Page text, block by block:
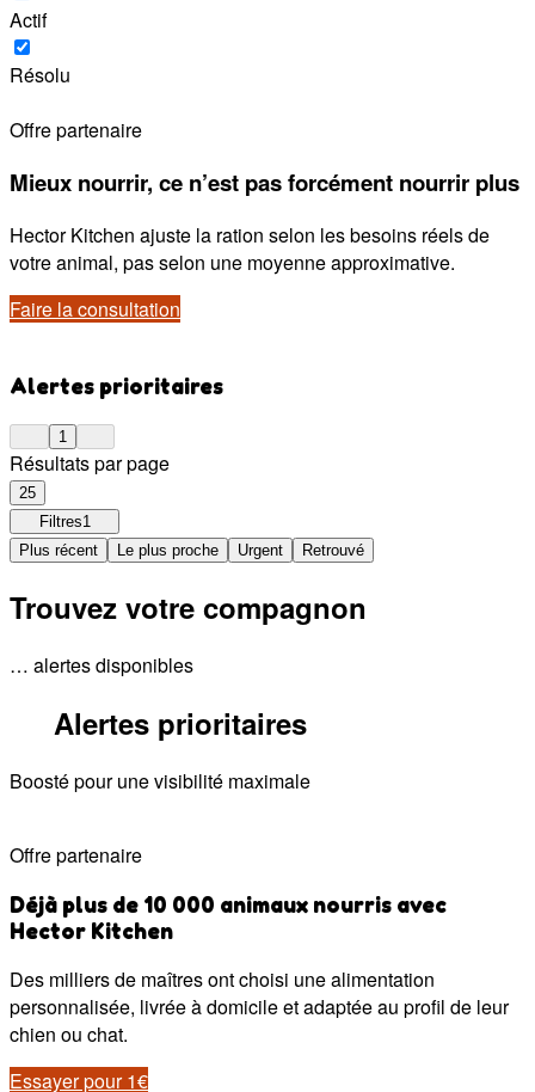
Actif
Résolu
Offre partenaire
Mieux nourrir, ce n’est pas forcément nourrir plus
Hector Kitchen ajuste la ration selon les besoins réels de
votre animal, pas selon une moyenne approximative.
Faire la consultation
Alertes prioritaires
1
Résultats par page
25
Filtres1
Plus récent
Le plus proche Urgent Retrouvé
Trouvez votre compagnon
… alertes disponibles
Alertes prioritaires
Boosté pour une visibilité maximale
Offre partenaire
Déjà plus de 10 000 animaux nourris avec
Hector Kitchen
Des milliers de maîtres ont choisi une alimentation
personnalisée, livrée à domicile et adaptée au profil de leur
chien ou chat.
Essayer pour 1€